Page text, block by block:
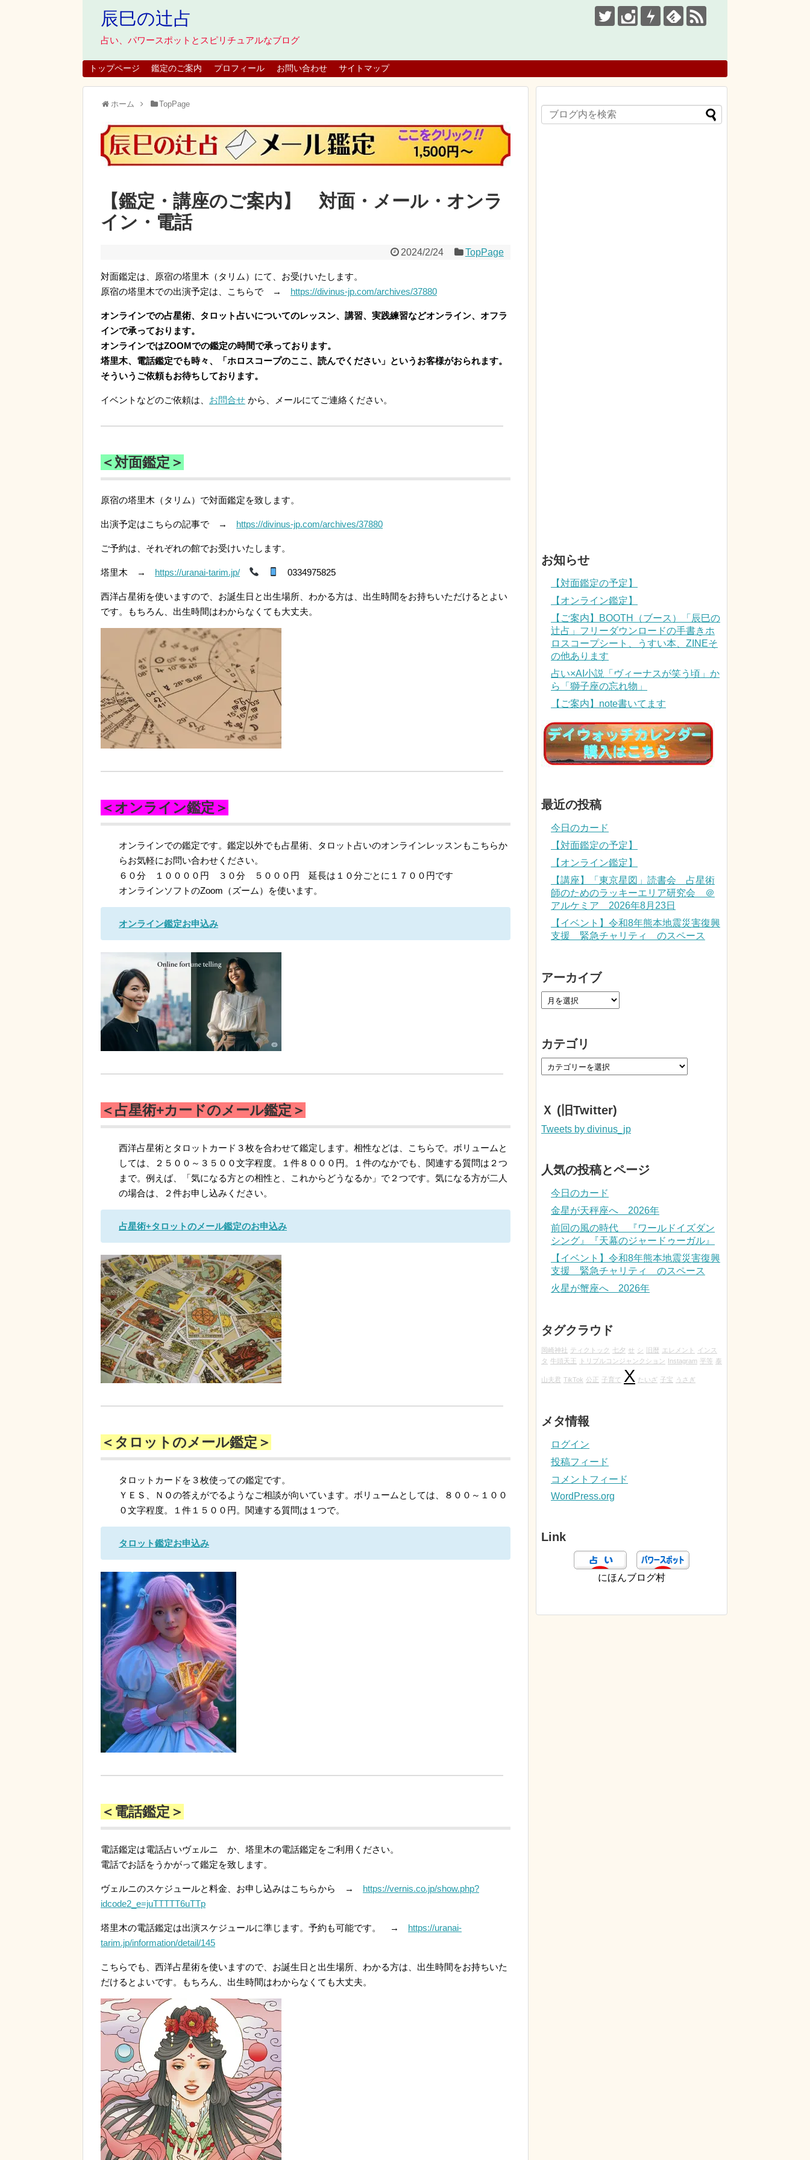
辰巳の辻占
占い、パワースポットとスピリチュアルなブログ
トップページ 鑑定のご案内 プロフィール お問い合わせ サイトマップ
ホーム TopPage
【鑑定・講座のご案内】 対面・メール・オンラ
イン・電話
2024/2/24 TopPage
対面鑑定は、原宿の塔里木（タリム）にて、お受けいたします。
原宿の塔里木での出演予定は、こちらで → https://divinus-jp.com/archives/37880
オンラインでの占星術、タロット占いについてのレッスン、講習、実践練習などオンライン、オフラ
インで承っております。
オンラインではZOOMでの鑑定の時間で承っております。
塔里木、電話鑑定でも時々、「ホロスコープのここ、読んでください」というお客様がおられます。
そういうご依頼もお待ちしております。
イベントなどのご依頼は、 お問合せ から、メールにてご連絡ください。
＜対面鑑定＞
原宿の塔里木（タリム）で対面鑑定を致します。
出演予定はこちらの記事で → https://divinus-jp.com/archives/37880
ご予約は、それぞれの館でお受けいたします。
塔里木 → https://uranai-tarim.jp/ 0334975825
西洋占星術を使いますので、お誕生日と出生場所、わかる方は、出生時間をお持ちいただけるとよい
です。もちろん、出生時間はわからなくても大丈夫。
＜オンライン鑑定＞
オンラインでの鑑定です。鑑定以外でも占星術、タロット占いのオンラインレッスンもこちらか
らお気軽にお問い合わせください。
６０分 １００００円 ３０分 ５０００円 延長は１０分ごとに１７００円です
オンラインソフトのZoom（ズーム）を使います。
オンライン鑑定お申込み
＜占星術+カードのメール鑑定＞
西洋占星術とタロットカード３枚を合わせて鑑定します。相性などは、こちらで。ボリュームと
しては、２５００～３５００文字程度。１件８０００円。１件のなかでも、関連する質問は２つ
まで。例えば、「気になる方との相性と、これからどうなるか」で２つです。気になる方が二人
の場合は、２件お申し込みください。
占星術+タロットのメール鑑定のお申込み
＜タロットのメール鑑定＞
タロットカードを３枚使っての鑑定です。
ＹＥＳ、ＮＯの答えがでるようなご相談が向いています。ボリュームとしては、８００～１００
０文字程度。１件１５００円。関連する質問は１つで。
タロット鑑定お申込み
＜電話鑑定＞
電話鑑定は電話占いヴェルニ か、塔里木の電話鑑定をご利用ください。
電話でお話をうかがって鑑定を致します。
ヴェルニのスケジュールと料金、お申し込みはこちらから → https://vernis.co.jp/show.php?
idcode2_e=juTTTTT6uTTp
塔里木の電話鑑定は出演スケジュールに準じます。予約も可能です。 → https://uranai-
tarim.jp/information/detail/145
こちらでも、西洋占星術を使いますので、お誕生日と出生場所、わかる方は、出生時間をお持ちいた
だけるとよいです。もちろん、出生時間はわからなくても大丈夫。
お知らせ
【対面鑑定の予定】
【オンライン鑑定】
【ご案内】BOOTH（ブース）「辰巳の
辻占」フリーダウンロードの手書きホ
ロスコープシート、うすい本、ZINEそ
の他あります
占い×AI小説「ヴィーナスが笑う頃」か
ら「獅子座の忘れ物」
【ご案内】note書いてます
最近の投稿
今日のカード
【対面鑑定の予定】
【オンライン鑑定】
【講座】「東京星図」読書会 占星術
師のためのラッキーエリア研究会 ＠
アルケミア 2026年8月23日
【イベント】令和8年熊本地震災害復興
支援 緊急チャリティ のスペース
アーカイブ
カテゴリ
Ｘ (旧Twitter)
Tweets by divinus_jp
人気の投稿とページ
今日のカード
金星が天秤座へ 2026年
前回の風の時代 『ワールドイズダン
シング』『天幕のジャードゥーガル』
【イベント】令和8年熊本地震災害復興
支援 緊急チャリティ のスペース
火星が蟹座へ 2026年
タグクラウド
岡崎神社 ティクトック 七夕 せ シ 旧暦 エレメント
インス
タ 牛頭天王 トリプルコンジャンクション Instagram 平等 泰
山夫君 TikTok 公正 子育て X たいざ 子宝 うさぎ
メタ情報
ログイン
投稿フィード
コメントフィード
WordPress.org
Link
にほんブログ村